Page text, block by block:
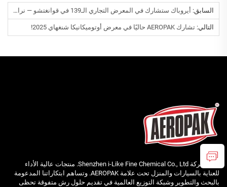
السابق: أيروباك ستشارك في المعرض التجاري الـ139 في قوانغتشو — نراكم هناك!
التالي: تشارك AEROPAK حاليًا في معرض أوتوميكانيكا شنغهاي 2025!
توفر شركة Shenzhen i-Like Fine Chemical Co., Ltd. منتجات عالية الأداء
للعناية بالسيارات والمنزل تحت علامة AEROPAK. وتساهم ابتكاراتنا المدعومة
بالبحث والتطوير وشبكة التوزيع العالمية في تقديم حلول رش متفوقة تحظى